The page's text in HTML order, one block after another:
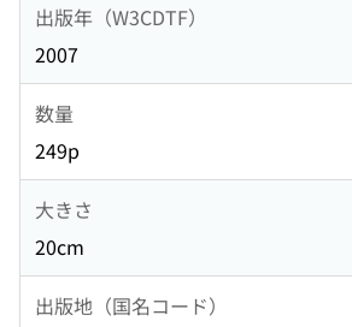
出版年（W3CDTF）
2007
数量
249p
大きさ
20cm
出版地（国名コード）